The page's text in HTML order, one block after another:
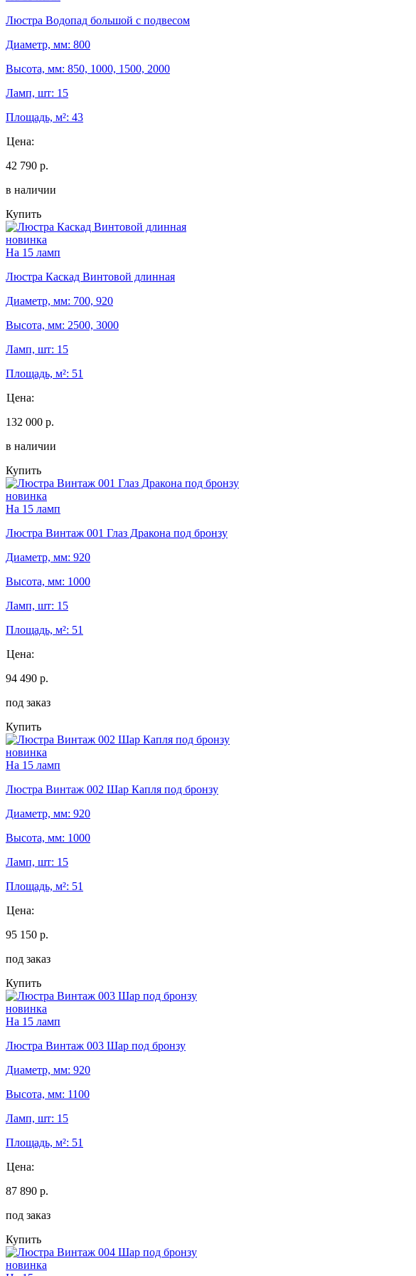
Люстра Водопад большой с подвесом
Диаметр, мм: 800
Высота, мм: 850, 1000, 1500, 2000
Ламп, шт: 15
Площадь, м²: 43
Цена:
42 790 р.
в наличии
Купить
новинка
На 15 ламп
Люстра Каскад Винтовой длинная
Диаметр, мм: 700, 920
Высота, мм: 2500, 3000
Ламп, шт: 15
Площадь, м²: 51
Цена:
132 000 р.
в наличии
Купить
новинка
На 15 ламп
Люстра Винтаж 001 Глаз Дракона под бронзу
Диаметр, мм: 920
Высота, мм: 1000
Ламп, шт: 15
Площадь, м²: 51
Цена:
94 490 р.
под заказ
Купить
новинка
На 15 ламп
Люстра Винтаж 002 Шар Капля под бронзу
Диаметр, мм: 920
Высота, мм: 1000
Ламп, шт: 15
Площадь, м²: 51
Цена:
95 150 р.
под заказ
Купить
новинка
На 15 ламп
Люстра Винтаж 003 Шар под бронзу
Диаметр, мм: 920
Высота, мм: 1100
Ламп, шт: 15
Площадь, м²: 51
Цена:
87 890 р.
под заказ
Купить
новинка